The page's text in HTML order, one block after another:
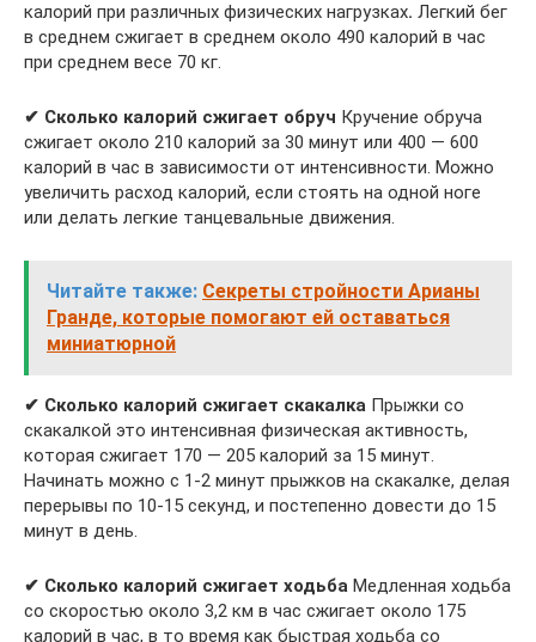
калорий при различных физических нагрузках. Легкий бег
в среднем сжигает в среднем около 490 калорий в час
при среднем весе 70 кг.
✔ Сколько калорий сжигает обруч Кручение обруча
сжигает около 210 калорий за 30 минут или 400 — 600
калорий в час в зависимости от интенсивности. Можно
увеличить расход калорий, если стоять на одной ноге
или делать легкие танцевальные движения.
Читайте также: Секреты стройности Арианы
Гранде, которые помогают ей оставаться
миниатюрной
✔ Сколько калорий сжигает скакалка Прыжки со
скакалкой это интенсивная физическая активность,
которая сжигает 170 — 205 калорий за 15 минут.
Начинать можно с 1-2 минут прыжков на скакалке, делая
перерывы по 10-15 секунд, и постепенно довести до 15
минут в день.
✔ Сколько калорий сжигает ходьба Медленная ходьба
со скоростью около 3,2 км в час сжигает около 175
калорий в час, в то время как быстрая ходьба со